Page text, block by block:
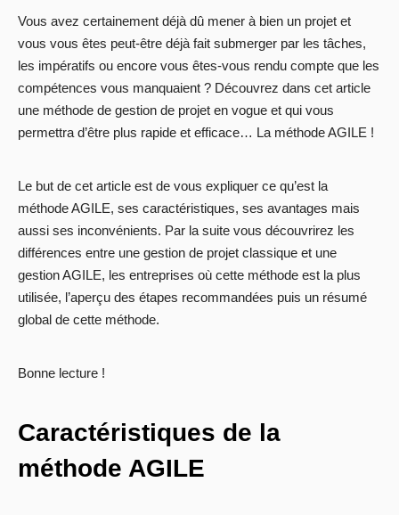
Vous avez certainement déjà dû mener à bien un projet et
vous vous êtes peut-être déjà fait submerger par les tâches,
les impératifs ou encore vous êtes-vous rendu compte que les
compétences vous manquaient ? Découvrez dans cet article
une méthode de gestion de projet en vogue et qui vous
permettra d’être plus rapide et efficace… La méthode AGILE !
Le but de cet article est de vous expliquer ce qu’est la
méthode AGILE, ses caractéristiques, ses avantages mais
aussi ses inconvénients. Par la suite vous découvrirez les
différences entre une gestion de projet classique et une
gestion AGILE, les entreprises où cette méthode est la plus
utilisée, l’aperçu des étapes recommandées puis un résumé
global de cette méthode.
Bonne lecture !
Caractéristiques de la
méthode AGILE